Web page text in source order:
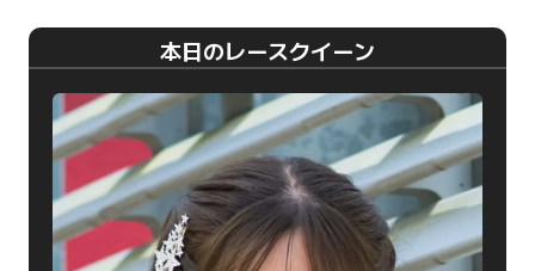
本日のレースクイーン